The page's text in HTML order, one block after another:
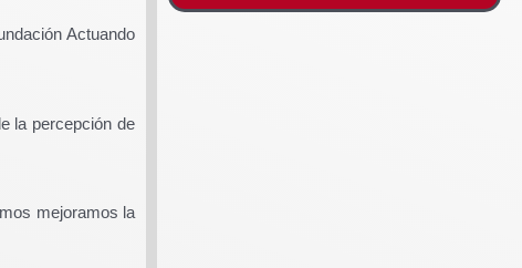
Actuando
la percepción de
mejoramos la